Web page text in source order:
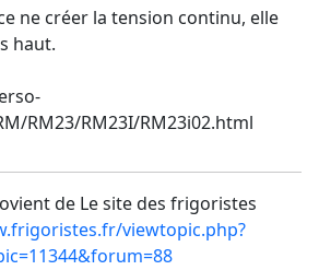
ne créer la tension continu, elle
haut.
RM23/RM23I/RM23i02.html
de Le site des frigoristes
viewtopic.php?